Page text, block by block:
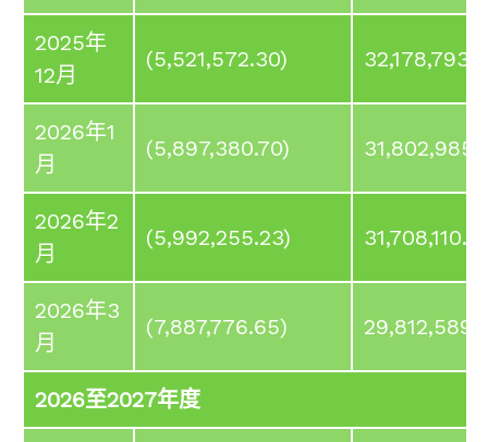
2025年
12月
(5,521,572.30)
2026年1
月
(5,897,380.70)
2026年2
月
(5,992,255.23)
2026年3
月
(7,887,776.65)
2026至2027年度